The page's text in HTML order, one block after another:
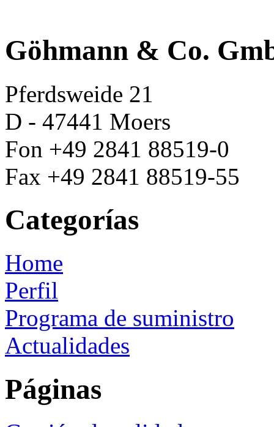
Göhmann & Co.
Pferdsweide 21
D - 47441 Moers
Fon +49 2841 88519-0
Fax +49 2841 88519-55
Categorías
Home
Perfil
Programa de suministro
Actualidades
Páginas